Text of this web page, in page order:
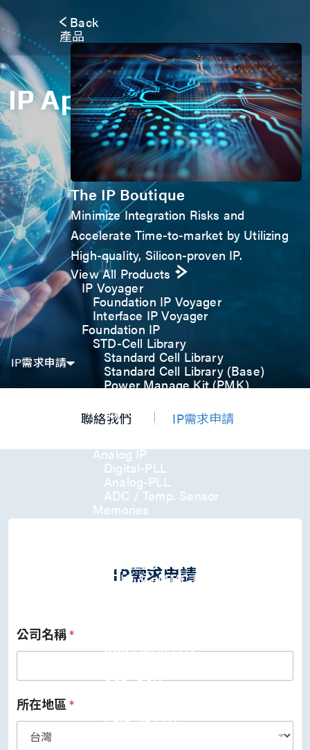
Back
產品
The IP Boutique
Minimize Integration Risks and
Accelerate Time-to-market by Utilizing
High-quality, Silicon-proven IP.
View All Products
IP Voyager
Foundation IP Voyager
Interface IP Voyager
Foundation IP
STD-Cell Library
Standard Cell Library
Standard Cell Library (Base)
Power Manage Kit (PMK)
(LPKT)
High Performance Kit (HPKT)
Analog IP
Digital-PLL
Analog-PLL
ADC / Temp. Sensor
Memories
Memory Compiler
High ESD I/O
SDIO & eMMC I/O
USB 2.0/1.1 PHY
USB_BCK
PCIe 4.0 PHY
IP Application Form
IP需求申請
聯絡我們 IP需求申請
IP需求申請
公司名稱*
所在地區*